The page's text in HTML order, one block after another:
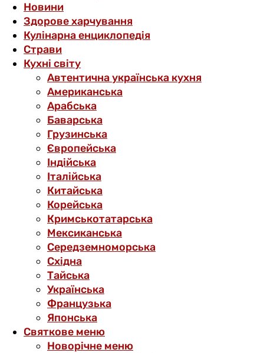
Новини
Здорове харчування
Кулінарна енциклопедія
Страви
Кухні світу
Автентична українська кухня
Американська
Арабська
Баварська
Грузинська
Європейська
Індійська
Італійська
Китайська
Корейська
Кримськотатарська
Мексиканська
Середземноморська
Східна
Тайська
Українська
Французька
Японська
Святкове меню
Новорічне меню